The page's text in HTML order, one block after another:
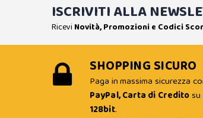
ISCRIVITI ALLA
Ricevi Novità, Promozioni e Codici
SHOPPING SICURO
Paga in massima sicurezza
PayPal, Carta di Creditosu
128bit.